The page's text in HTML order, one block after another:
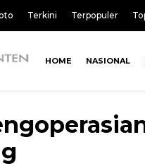
Terkini Terpopuler
HOME NASIONAL